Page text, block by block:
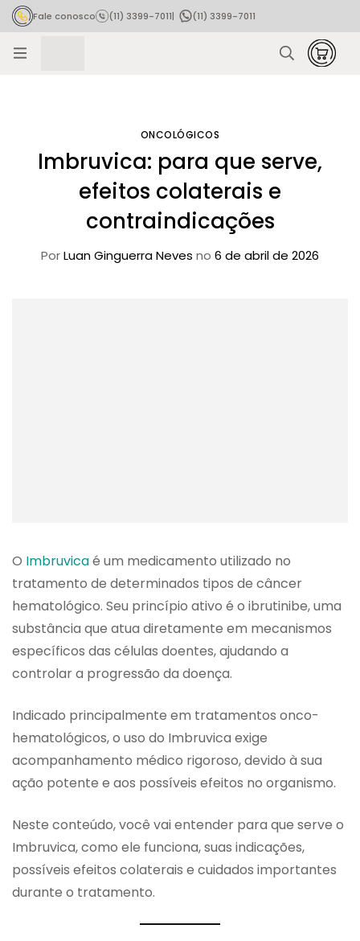
Fale conosco (11) 3399-7011|
(11) 3399-7011
ONCOLÓGICOS
Imbruvica: para que serve,
efeitos colaterais e
contraindicações
PorLuan Ginguerra Neves no 6 de abril de 2026
O Imbruvicaé um medicamento utilizado no
tratamento de determinados tipos de câncer
hematológico. Seu princípio ativo é o ibrutinibe, uma
substância que atua diretamente em mecanismos
específicos das células doentes, ajudando a
controlar a progressão da doença.
Indicado principalmente em tratamentos onco-
hematológicos, o uso do Imbruvica exige
acompanhamento médico rigoroso, devido à sua
ação potente e aos possíveis efeitos no organismo.
Neste conteúdo, você vai entender para que serve o
Imbruvica, como ele funciona, suas indicações,
possíveis efeitos colaterais e cuidados importantes
durante o tratamento.